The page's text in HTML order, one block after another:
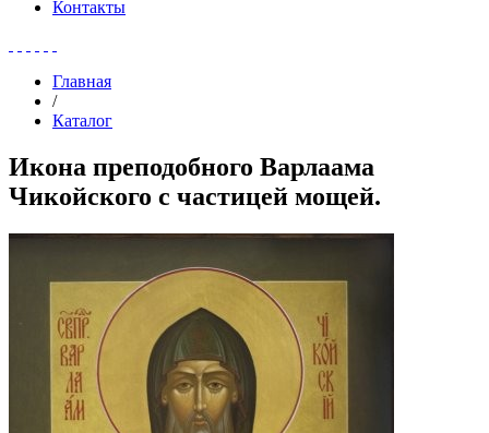
Контакты
Главная
/
Каталог
Икона преподобного Варлаама
Чикойского с частицей мощей.